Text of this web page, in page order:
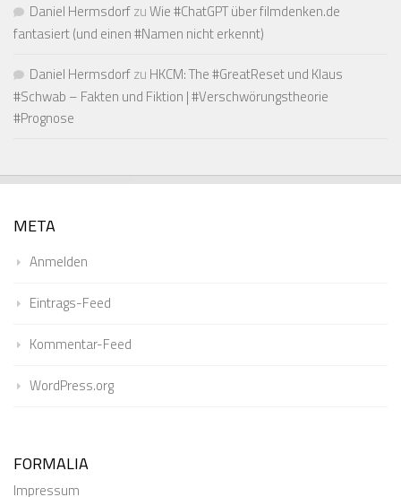
Daniel HermsdorfzuWie #ChatGPT über filmdenken.de
fantasiert (und einen #Namen nicht erkennt)
Daniel Hermsdorfzu HKCM: The #GreatReset und Klaus
#Schwab – Fakten und Fiktion | #Verschwörungstheorie
#Prognose
META
Anmelden
Eintrags-Feed
Kommentar-Feed
WordPress.org
FORMALIA
Impressum